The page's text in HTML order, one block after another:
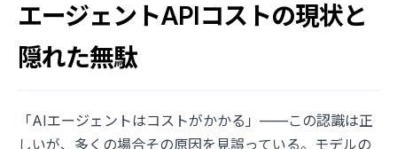
エージェントAPIコストの現状と
隠れた無駄
「AIエージェントはコストがかかる」——この認識は正
しいが、多くの場合その原因を見誤っている。モデルの